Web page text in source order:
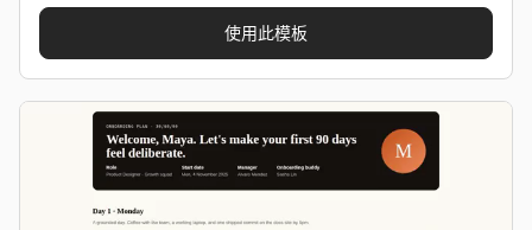
使用此模板